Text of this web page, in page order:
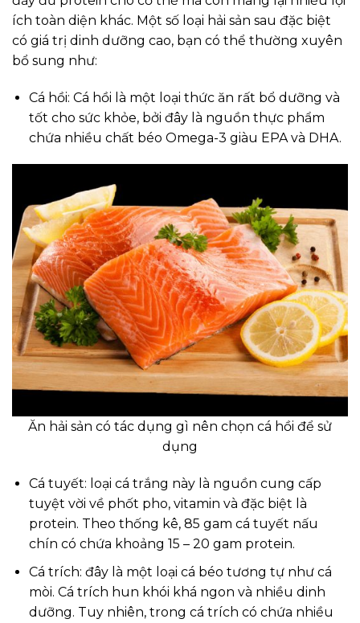
ích toàn diện khác. Một số loại hải sản sau đặc biệt
có giá trị dinh dưỡng cao, bạn có thể thường xuyên
bổ sung như:
Cá hồi: Cá hồi là một loại thức ăn rất bổ dưỡng và
tốt cho sức khỏe, bởi đây là nguồn thực phẩm
chứa nhiều chất béo Omega-3 giàu EPA và DHA.
Ăn hải sản có tác dụng gì nên chọn cá hồi để sử
dụng
Cá tuyết: loại cá trắng này là nguồn cung cấp
tuyệt vời về phốt pho, vitamin và đặc biệt là
protein. Theo thống kê, 85 gam cá tuyết nấu
chín có chứa khoảng 15 – 20 gam protein.
Cá trích: đây là một loại cá béo tương tự như cá
mòi. Cá trích hun khói khá ngon và nhiều dinh
dưỡng. Tuy nhiên, trong cá trích có chứa nhiều